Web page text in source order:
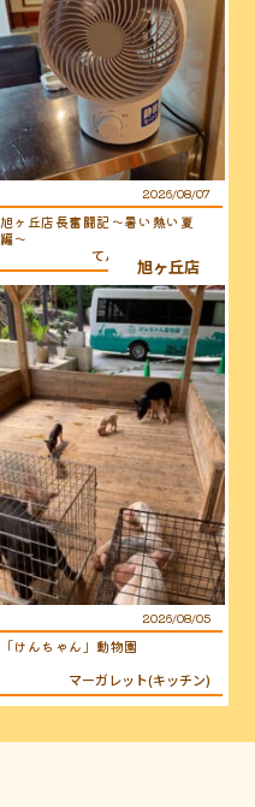
2026/08/07
旭ヶ丘店長奮闘記〜暑い熱い夏
編〜
てんちょ〜（店長）
旭ヶ丘店
2026/08/05
「けんちゃん」動物園
マーガレット(キッチン)